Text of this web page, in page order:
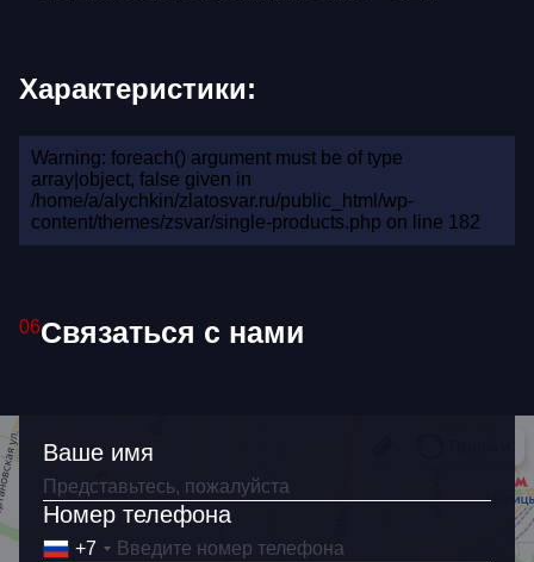
Характеристики:
Warning: foreach() argument must be of type
array|object, false given in
/home/a/alychkin/zlatosvar.ru/public_html/wp-
content/themes/zsvar/single-products.php on line 182
06Связаться с нами
Ваше имя
Номер телефона
+7
Ваше имя
Как связаться?